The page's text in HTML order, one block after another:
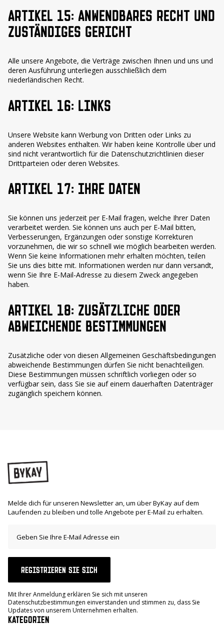
ARTIKEL 15: ANWENDBARES RECHT UND
ZUSTÄNDIGES GERICHT
Alle unsere Angebote, die Verträge zwischen Ihnen und uns und
deren Ausführung unterliegen ausschließlich dem
niederländischen Recht.
ARTIKEL 16: LINKS
Unsere Website kann Werbung von Dritten oder Links zu
anderen Websites enthalten. Wir haben keine Kontrolle über und
sind nicht verantwortlich für die Datenschutzrichtlinien dieser
Drittparteien oder deren Websites.
ARTIKEL 17: IHRE DATEN
Sie können uns jederzeit per E-Mail fragen, welche Ihrer Daten
verarbeitet werden. Sie können uns auch per E-Mail bitten,
Verbesserungen, Ergänzungen oder sonstige Korrekturen
vorzunehmen, die wir so schnell wie möglich bearbeiten werden.
Wenn Sie keine Informationen mehr erhalten möchten, teilen
Sie uns dies bitte mit. Informationen werden nur dann versandt,
wenn Sie Ihre E-Mail-Adresse zu diesem Zweck angegeben
haben.
ARTIKEL 18: ZUSÄTZLICHE ODER
ABWEICHENDE BESTIMMUNGEN
Zusätzliche oder von diesen Allgemeinen Geschäftsbedingungen
abweichende Bestimmungen dürfen Sie nicht benachteiligen.
Diese Bestimmungen müssen schriftlich vorliegen oder so
verfügbar sein, dass Sie sie auf einem dauerhaften Datenträger
zugänglich speichern können.
Melde dich für unseren Newsletter an, um über ByKay auf dem
Laufenden zu bleiben und tolle Angebote per E-Mail zu erhalten.
REGISTRIEREN SIE SICH
Mit Ihrer Anmeldung erklären Sie sich mit unseren
Datenschutzbestimmungen einverstanden und stimmen zu, dass Sie
Updates von unserem Unternehmen erhalten.
KATEGORIEN